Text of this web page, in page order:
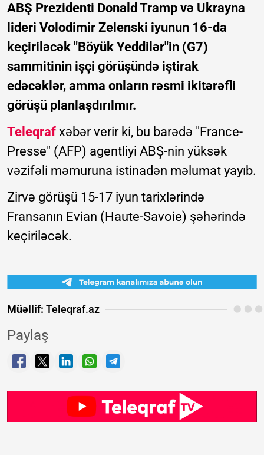
ABŞ Prezidenti Donald Tramp və Ukrayna
lideri Volodimir Zelenski iyunun 16-da
keçiriləcək "Böyük Yeddilər"in (G7)
sammitinin işçi görüşündə iştirak
edəcəklər, amma onların rəsmi ikitərəfli
görüşü planlaşdırılmır.
Teleqraf xəbər verir ki, bu barədə "France-
Presse" (AFP) agentliyi ABŞ-nin yüksək
vəzifəli məmuruna istinadən məlumat yayıb.
Zirvə görüşü 15-17 iyun tarixlərində
Fransanın Evian (Haute-Savoie) şəhərində
keçiriləcək.
Müəllif: Teleqraf.az
Paylaş